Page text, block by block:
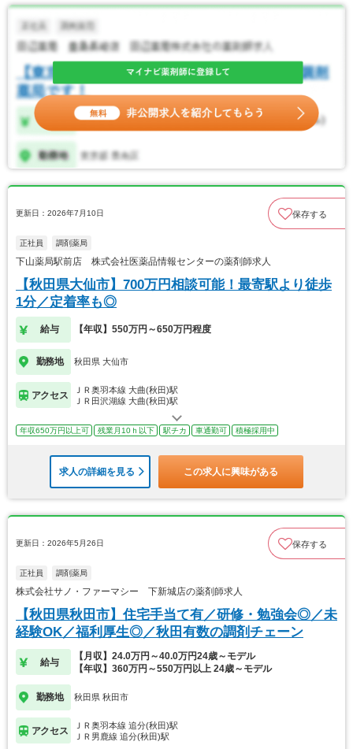
更新日：2026年7月10日 保存する
正社員 調剤薬局
下山薬局駅前店 株式会社医薬品情報センターの薬剤師求人
【秋田県大仙市】700万円相談可能！最寄駅より徒歩
1分／定着率も◎
給与 【年収】550万円～650万円程度
勤務地 秋田県 大仙市
アクセス
ＪＲ奥羽本線 大曲(秋田)駅
ＪＲ田沢湖線 大曲(秋田)駅
年収650万円以上可 残業月10ｈ以下 駅チカ 車通勤可 積極採用中
求人の詳細を見る この求人に興味がある
更新日：2026年5月26日 保存する
正社員 調剤薬局
株式会社サノ・ファーマシー 下新城店の薬剤師求人
【秋田県秋田市】住宅手当て有／研修・勉強会◎／未
経験OK／福利厚生◎／秋田有数の調剤チェーン
給与
【月収】24.0万円～40.0万円24歳～モデル
【年収】360万円～550万円以上 24歳～モデル
勤務地 秋田県 秋田市
アクセス
ＪＲ奥羽本線 追分(秋田)駅
ＪＲ男鹿線 追分(秋田)駅